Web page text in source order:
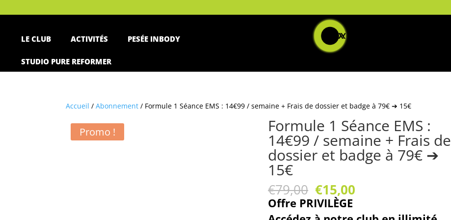
LE CLUB ACTIVITÉS PESÉE INBODY
STUDIO PURE REFORMER
Accueil /Abonnement / Formule 1 Séance EMS : 14€99 / semaine + Frais de dossier et badge à 79€ ➔ 15€
Promo ! Formule 1 Séance EMS :
14€99 / semaine + Frais de
dossier et badge à 79€ ➔
15€
€79,00 Le
prix
initial
€15,00
actuel
Offre PRIVILÈGE